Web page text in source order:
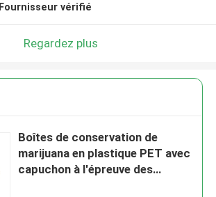
Fournisseur vérifié
Regardez plus
Boîtes de conservation de
marijuana en plastique PET avec
capuchon à l'épreuve des